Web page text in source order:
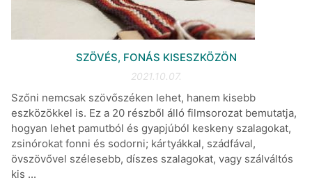
SZÖVÉS, FONÁS KISESZKÖZÖN
2021.10.07.
Szőni nemcsak szövőszéken lehet, hanem kisebb
eszközökkel is. Ez a 20 részből álló filmsorozat bemutatja,
hogyan lehet pamutból és gyapjúból keskeny szalagokat,
zsinórokat fonni és sodorni; kártyákkal, szádfával,
övszövővel szélesebb, díszes szalagokat, vagy szálváltós
kis ...